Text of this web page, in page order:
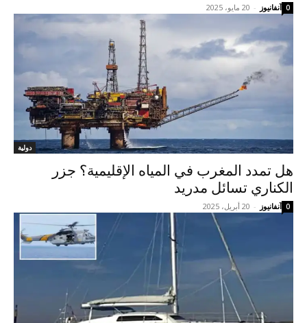
آنفانيوز - 20 مايو، 2025 0
دولية
هل تمدد المغرب في المياه الإقليمية؟ جزر
الكناري تسائل مدريد
آنفانيوز - 20 أبريل، 2025 0